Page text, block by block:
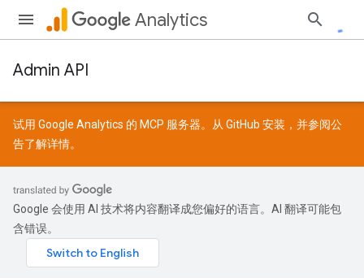
Analytics
Admin API
试用 Google Analytics 的 MCP 服务器。从 GitHub 安装，并参阅公
告了解详情。
Google 会使用 AI 技术将内容翻译成您偏好的语言。AI 翻译可能包
含错误。